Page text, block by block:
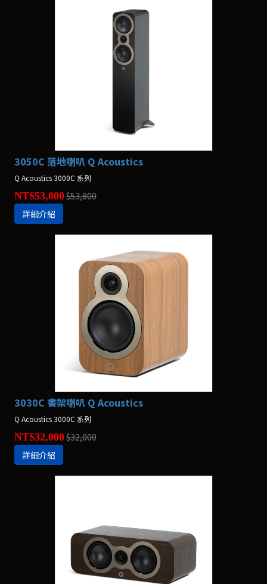
3050C 落地喇叭 Q Acoustics
Q Acoustics 3000C 系列
NT$53,800$53,800
詳細介紹
3030C 書架喇叭 Q Acoustics
Q Acoustics 3000C 系列
NT$32,000$32,000
詳細介紹